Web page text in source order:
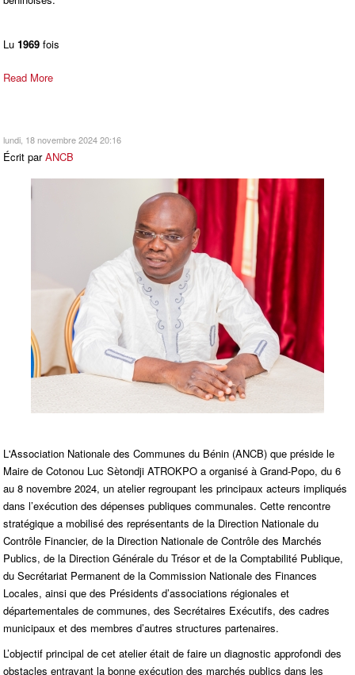
Lu 1969 fois
Read More
lundi, 18 novembre 2024 20:16
Écrit parANCB
L'Association Nationale des Communes du Bénin (ANCB) que préside le
Maire de Cotonou Luc Sètondji ATROKPO a organisé à Grand-Popo, du 6
au 8 novembre 2024, un atelier regroupant les principaux acteurs impliqués
dans l’exécution des dépenses publiques communales. Cette rencontre
stratégique a mobilisé des représentants de la Direction Nationale du
Contrôle Financier, de la Direction Nationale de Contrôle des Marchés
Publics, de la Direction Générale du Trésor et de la Comptabilité Publique,
du Secrétariat Permanent de la Commission Nationale des Finances
Locales, ainsi que des Présidents d’associations régionales et
départementales de communes, des Secrétaires Exécutifs, des cadres
municipaux et des membres d’autres structures partenaires.
L’objectif principal de cet atelier était de faire un diagnostic approfondi des
obstacles entravant la bonne exécution des marchés publics dans les